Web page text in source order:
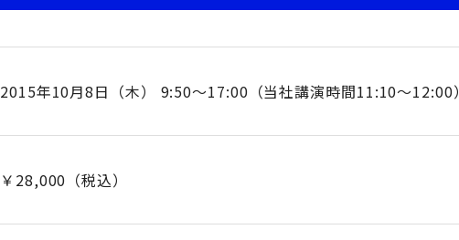
2015年10月8日（木） 9:50～17:00（当社講演時間11:10～12:00）
￥28,000（税込）